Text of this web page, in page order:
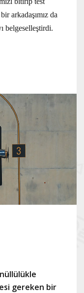
arkadaşımız da
belgeselleştirdi.
gereken bir